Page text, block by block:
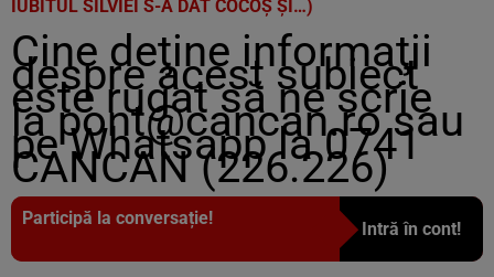
IUBITUL SILVIEI S-A DAT COCOȘ ȘI…)
Cine deţine informaţii
despre acest subiect
este rugat să ne scrie
lapont@cancan.rosau
pe Whatsapp la 0741
CANCAN (226.226)
Participă la conversație!
Intră în cont!